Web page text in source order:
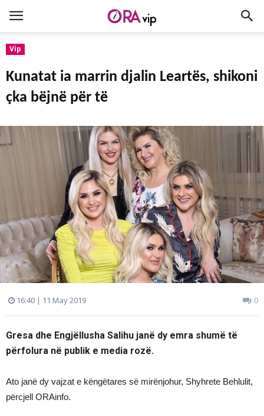
Vip
Kunatat ia marrin djalin Leartës, shikoni
çka bëjnë për të
16:40 | 11 May 2019 0
Gresa dhe Engjëllusha Salihu janë dy emra shumë të
përfolura në publik e media rozë.
Ato janë dy vajzat e këngëtares së mirënjohur, Shyhrete Behlulit,
përcjell ORAinfo.